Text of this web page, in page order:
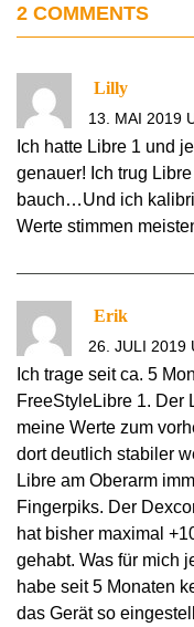
2 COMMENTS
Lilly
13. MAI 2019
Ich hatte Libre 1 und
genauer! Ich trug
bauch…Und ich
Werte stimmen
Erik
26. JULI 2019
Ich trage seit ca. 5
FreeStyleLibre 1. Der
meine Werte zum
dort deutlich stabiler
Libre am Oberarm
Fingerpiks. Der
hat bisher maximal
gehabt. Was für mich
habe seit 5 Monaten
das Gerät so